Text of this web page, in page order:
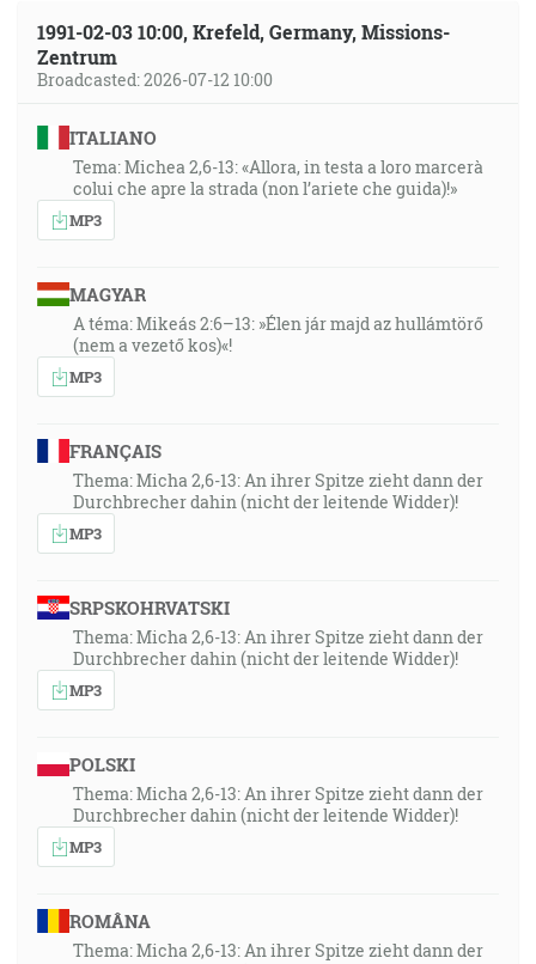
1991-02-03 10:00, Krefeld, Germany, Missions-
Zentrum
Broadcasted: 2026-07-12 10:00
ITALIANO
Tema: Michea 2,6-13: «Allora, in testa a loro marcerà
colui che apre la strada (non l’ariete che guida)!»
MP3
MAGYAR
A téma: Mikeás 2:6–13: »Élen jár majd az hullámtörő
(nem a vezető kos)«!
MP3
FRANÇAIS
Thema: Micha 2,6-13: An ihrer Spitze zieht dann der
Durchbrecher dahin (nicht der leitende Widder)!
MP3
SRPSKOHRVATSKI
Thema: Micha 2,6-13: An ihrer Spitze zieht dann der
Durchbrecher dahin (nicht der leitende Widder)!
MP3
POLSKI
Thema: Micha 2,6-13: An ihrer Spitze zieht dann der
Durchbrecher dahin (nicht der leitende Widder)!
MP3
ROMÂNA
Thema: Micha 2,6-13: An ihrer Spitze zieht dann der